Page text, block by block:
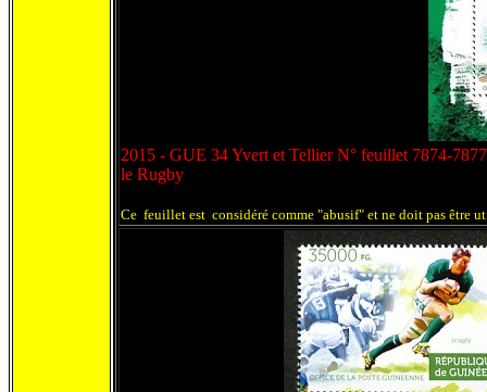
2015 - GUE 34 Yvert et Tellier N° feuillet 7874-7877
le Rugby
Ce feuillet est considéré comme "abusif" et ne doit pas être